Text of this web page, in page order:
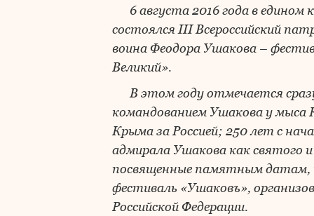
6 августа 2016 года в
состоялся III Всероссийский
воина Феодора Ушакова –
Великий».
В этом году отмечается
командованием Ушакова у мыса
Крыма за Россией; 250 лет с
адмирала Ушакова как святого
посвященные памятным датам,
фестиваль «Ушаковъ»,
Российской Федерации.